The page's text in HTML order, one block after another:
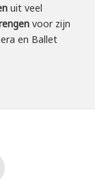
uit veel
voor zijn
en Ballet